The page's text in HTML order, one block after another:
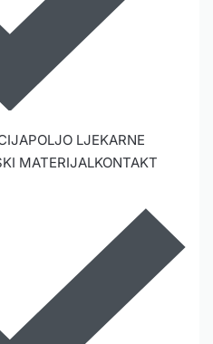
POLJO LJEKARNE
MATERIJALKONTAKT